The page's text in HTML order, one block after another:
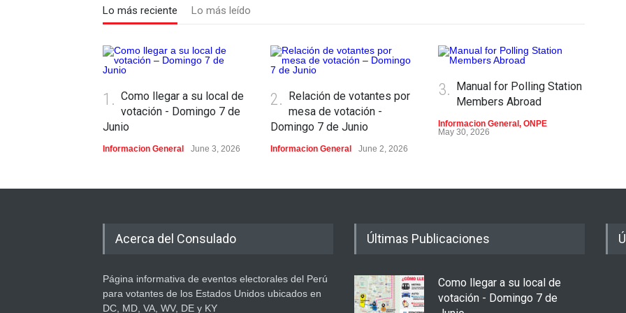
Lo más reciente Lo más leído
1. Como llegar a su local de
votación - Domingo 7 de
Junio
Informacion General June 3, 2026
2. Relación de votantes por
mesa de votación -
Domingo 7 de Junio
Informacion General June 2, 2026
3. Manual for Polling Station
Members Abroad
Informacion General , ONPE
May 30, 2026
Acerca del Consulado
Página informativa de eventos electorales del Perú
para votantes de los Estados Unidos ubicados en
DC, MD, VA, WV, DE y KY
Últimas Publicaciones
Como llegar a su local de
votación - Domingo 7 de